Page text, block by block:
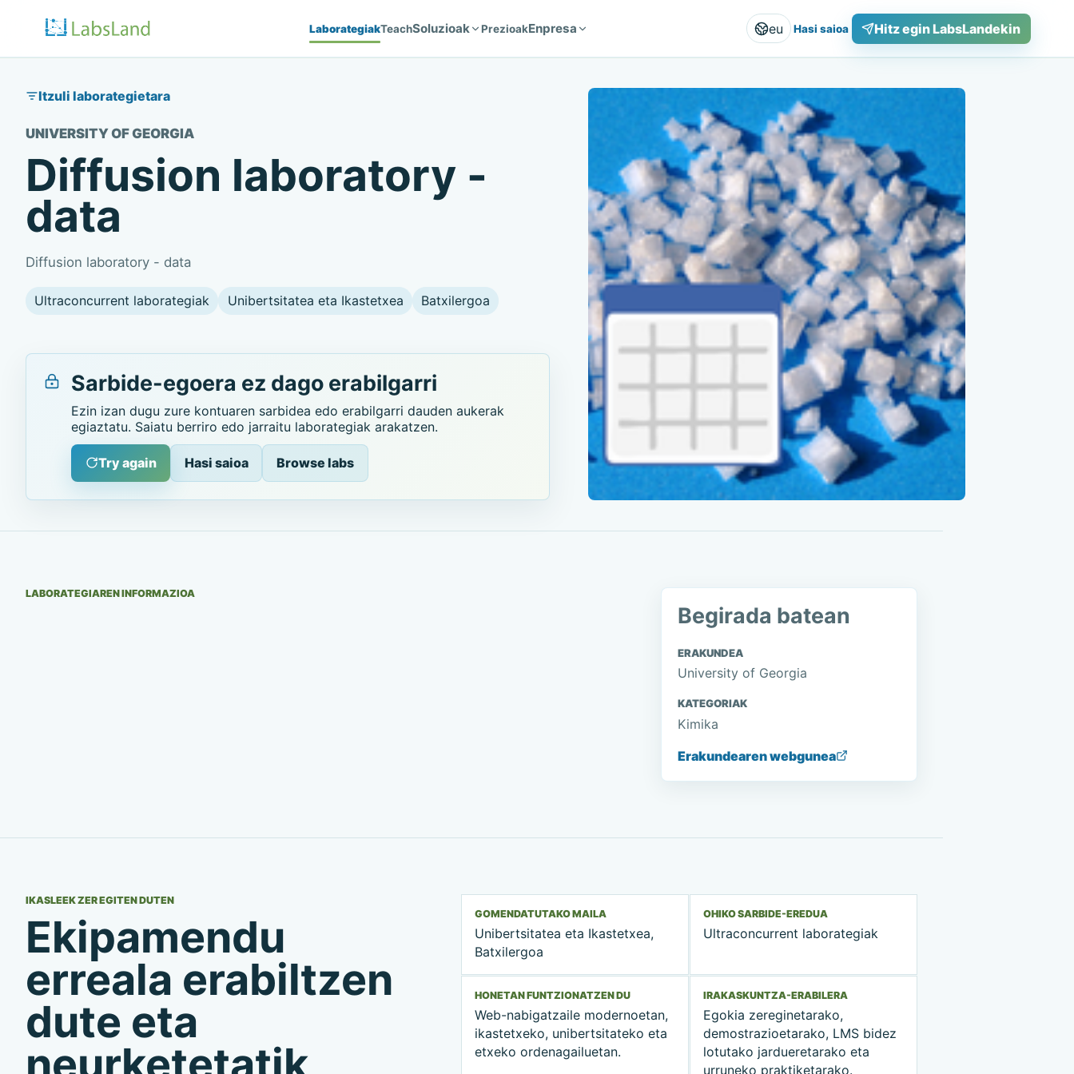
LaborategiakTeachSoluzioak PrezioakEnpresa eu Hasi saioa Hitz egin LabsLandekin
Itzuli laborategietara
UNIVERSITY OF GEORGIA
Diffusion laboratory -
data
Diffusion laboratory - data
Ultraconcurrent laborategiak Unibertsitatea eta Ikastetxea Batxilergoa
Sarbide-egoera ez dago erabilgarri
Ezin izan dugu zure kontuaren sarbidea edo erabilgarri dauden aukerak
egiaztatu. Saiatu berriro edo jarraitu laborategiak arakatzen.
Try again Hasi saioa Browse labs
LABORATEGIAREN INFORMAZIOA
Begirada batean
ERAKUNDEA
University of Georgia
KATEGORIAK
Kimika
Erakundearen webgunea
IKASLEEK ZER EGITEN DUTEN
Ekipamendu
erreala erabiltzen
dute eta
GOMENDATUTAKO MAILA
Unibertsitatea eta Ikastetxea,
Batxilergoa
OHIKO SARBIDE-EREDUA
Ultraconcurrent laborategiak
HONETAN FUNTZIONATZEN DU
Web-nabigatzaile modernoetan,
ikastetxeko, unibertsitateko eta
etxeko ordenagailuetan.
IRAKASKUNTZA-ERABILERA
Egokia zereginetarako,
demostrazioetarako, LMS bidez
lotutako jardueretarako eta
urruneko praktiketarako.